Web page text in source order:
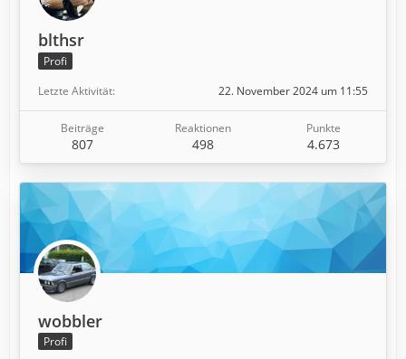
blthsr
Profi
Letzte Aktivität
22. November 2024 um 11:55
Beiträge
807
Reaktionen
498
Punkte
4.673
wobbler
Profi